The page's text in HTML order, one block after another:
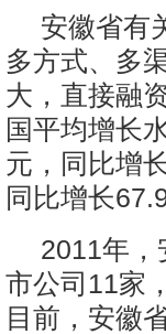
安徽省有
多方式、多
大，直接融
国平均增长
元，同比增
同比增长
2011年，
市公司11家
目前，安徽